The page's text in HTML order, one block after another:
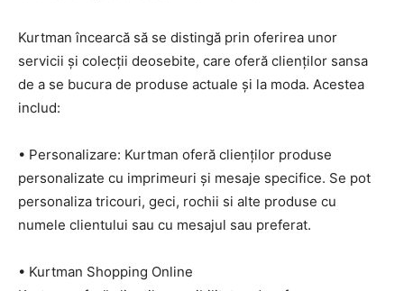
Kurtman încearcă să se distingă prin oferirea unor
servicii și colecții deosebite, care oferă clienților sansa
de a se bucura de produse actuale și la moda. Acestea
includ:
• Personalizare: Kurtman oferă clienților produse
personalizate cu imprimeuri și mesaje specifice. Se pot
personaliza tricouri, geci, rochii si alte produse cu
numele clientului sau cu mesajul sau preferat.
• Kurtman Shopping Online